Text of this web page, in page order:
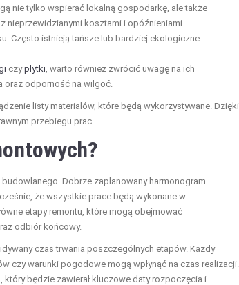
nie tylko wspierać lokalną gospodarkę, ale także
nieprzewidzianymi kosztami i opóźnieniami.
Często istnieją tańsze lub bardziej ekologiczne
czypłytki , warto również zwrócić uwagę na ich
oraz odporność na wilgoć.
listy materiałów, które będą wykorzystywane. Dzięki
przebiegu prac.
Dobrze zaplanowany harmonogram
że wszystkie prace będą wykonane w
etapy remontu, które mogą obejmować
odbiór końcowy.
czas trwania poszczególnych etapów. Każdy
czy warunki pogodowe mogą wpłynąć na czas realizacji.
, który będzie zawierał kluczowe daty rozpoczęcia i